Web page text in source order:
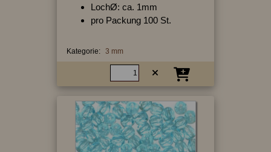
LochØ: ca. 1mm
pro Packung 100 St.
Kategorie: 3 mm